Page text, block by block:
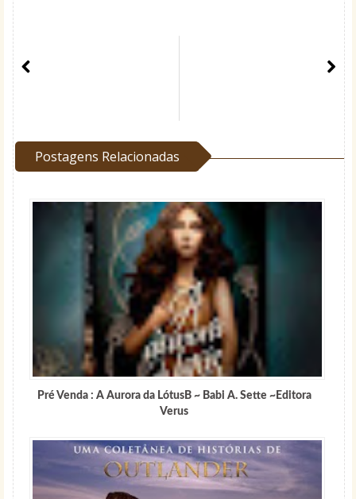
Postagens Relacionadas
Pré Venda : A Aurora da LótusB ~ Babi A. Sette ~Editora
Verus